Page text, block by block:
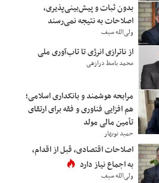
تومانی چه زمانی
بدون ثبات و پیش‌بینی‌پذیری،
اصلاحات به نتیجه نمی‌رسند
ولی‌الله سیف
از ناترازی انرژی تا تاب‌آوری ملی
محمد باسط درازهی
مرابحه هوشمند و بانکداری اسلامی؛
هم افزایی فناوری و فقه برای ارتقای
تأمین مالی مولد
حمید نوبهار
اصلاحات اقتصادی، قبل از اقدام،
به اجماع نیاز دارد
ولی‌الله سیف